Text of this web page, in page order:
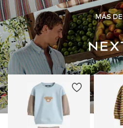
MÁS DE